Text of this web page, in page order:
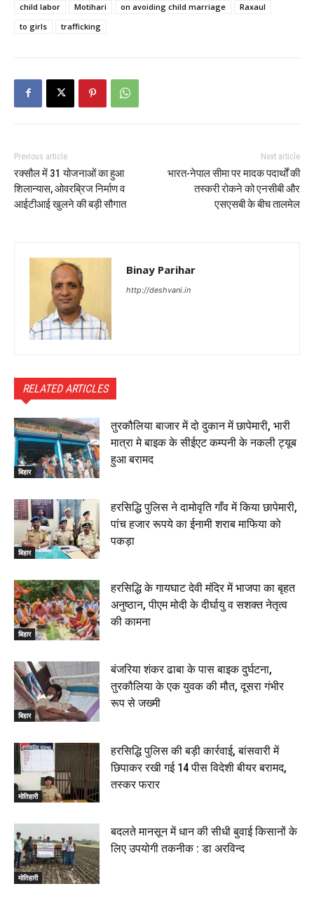
child labor
Motihari on avoiding child marriage
Raxaul
to girls
trafficking
Previous article
रक्सौल में 31 योजनाओं का हुआ
शिलान्यास, ओवरब्रिज निर्माण व
आईटीआई खुलने की बड़ी सौगात
Next article
भारत-नेपाल सीमा पर मादक पदार्थों की
तस्करी रोकने को एनसीबी और
एसएसबी के बीच तालमेल
Binay Parihar
http://deshvani.in
RELATED ARTICLES
बिहार
तुरकौलिया बाजार में दो दुकान में छापेमारी, भारी
मात्रा मे बाइक के सीईएट कम्पनी के नकली ट्यूब
हुआ बरामद
बिहार
हरसिद्धि पुलिस ने दामोवृति गाँव में किया छापेमारी,
पांच हजार रूपये का ईनामी शराब माफिया को
पकड़ा
बिहार
हरसिद्धि के गायघाट देवी मंदिर में भाजपा का बृहत
अनुष्ठान, पीएम मोदी के दीर्घायु व सशक्त नेतृत्व
की कामना
बिहार
बंजरिया शंकर ढाबा के पास बाइक दुर्घटना,
तुरकौलिया के एक युवक की मौत, दूसरा गंभीर
रूप से जख्मी
मोतिहारी
हरसिद्धि पुलिस की बड़ी कार्रवाई, बांसवारी में
छिपाकर रखी गई 14 पीस विदेशी बीयर बरामद,
तस्कर फरार
मोतिहारी
बदलते मानसून में धान की सीधी बुवाई किसानों के
लिए उपयोगी तकनीक : डा अरविन्द